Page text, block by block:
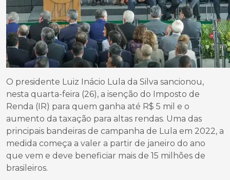
O presidente Luiz Inácio Lula da Silva sancionou,
nesta quarta-feira (26), a isenção do Imposto de
Renda (IR) para quem ganha até R$ 5 mil e o
aumento da taxação para altas rendas. Uma das
principais bandeiras de campanha de Lula em 2022, a
medida começa a valer a partir de janeiro do ano
que vem e deve beneficiar mais de 15 milhões de
brasileiros.